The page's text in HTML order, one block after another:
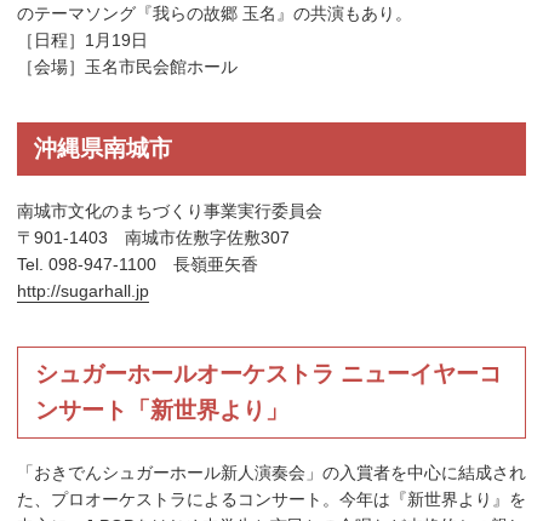
のテーマソング『我らの故郷 玉名』の共演もあり。
［日程］1月19日
［会場］玉名市民会館ホール
沖縄県南城市
南城市文化のまちづくり事業実行委員会
〒901-1403 南城市佐敷字佐敷307
Tel. 098-947-1100 長嶺亜矢香
http://sugarhall.jp
シュガーホールオーケストラ ニューイヤーコ
ンサート「新世界より」
「おきでんシュガーホール新人演奏会」の入賞者を中心に結成され
た、プロオーケストラによるコンサート。今年は『新世界より』を